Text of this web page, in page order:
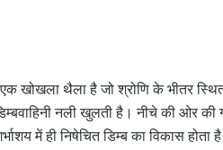
खोखला थैला है जो श्रोणि के भीतर
नली खुलती है। नीचे की ओर की
में ही निषेचित डिम्ब का विकास होता